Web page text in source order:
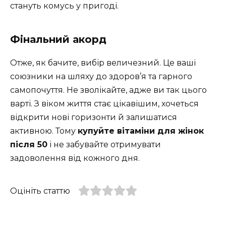
стануть комусь у пригоді.
Фінальний акорд
Отже, як бачите, вибір величезний. Це ваші
союзники на шляху до здоров’я та гарного
самопочуття. Не зволікайте, адже ви так цього
варті. З віком життя стає цікавішим, хочеться
відкрити нові горизонти й залишатися
активною. Тому купуйте вітаміни для жінок
після 50 і не забувайте отримувати
задоволення від кожного дня.
Оцініть статтю